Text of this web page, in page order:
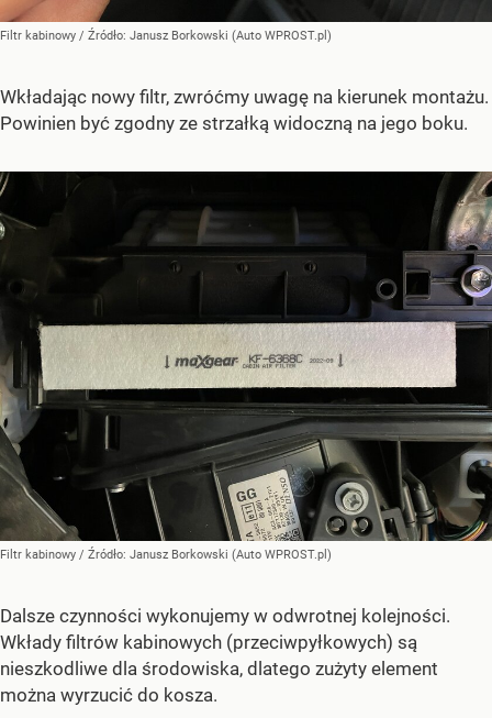
Filtr kabinowy / Źródło: Janusz Borkowski (Auto WPROST.pl)
Wkładając nowy filtr, zwróćmy uwagę na kierunek montażu.
Powinien być zgodny ze strzałką widoczną na jego boku.
Filtr kabinowy / Źródło: Janusz Borkowski (Auto WPROST.pl)
Dalsze czynności wykonujemy w odwrotnej kolejności.
Wkłady filtrów kabinowych (przeciwpyłkowych) są
nieszkodliwe dla środowiska, dlatego zużyty element
można wyrzucić do kosza.